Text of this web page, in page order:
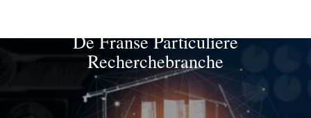
De Franse Particuliere
Recherchebranche